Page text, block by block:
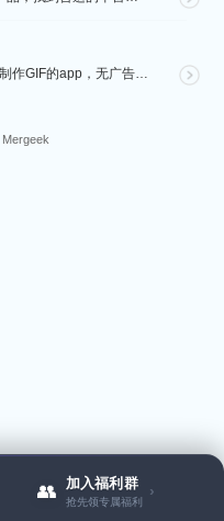
👥 加入福利群
抢先领专属福利
›
SoMeMeme是一款修图&amp;制作GIF的app，无广告，无水印，专注于修图和将你相册中的视频...
Mergeek